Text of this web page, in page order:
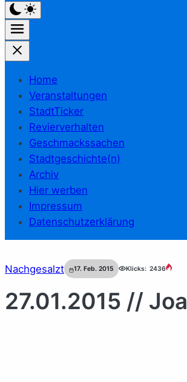
Home
Veranstaltungen
StadtTicker
Revierverhalten
Geschmackssachen
Stadtgeschichte(n)
Archiv
Hier werben
Impressum
Datenschutzerklärung
Nachgesalzt 17. Feb. 2015 Klicks: 2436
27.01.2015 //